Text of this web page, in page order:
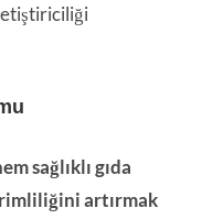
sağlıklı gıda
artırmak